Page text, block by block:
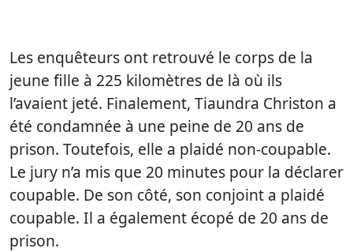
Les enquêteurs ont retrouvé le corps de la
jeune fille à 225 kilomètres de là où ils
l’avaient jeté. Finalement, Tiaundra Christon a
été condamnée à une peine de 20 ans de
prison. Toutefois, elle a plaidé non-coupable.
Le jury n’a mis que 20 minutes pour la déclarer
coupable. De son côté, son conjoint a plaidé
coupable. Il a également écopé de 20 ans de
prison.